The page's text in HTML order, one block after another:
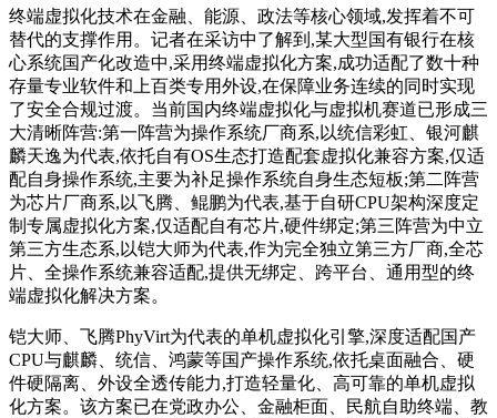
终端虚拟化技术在金融、能源、政法等核心领域,发挥着不可
替代的支撑作用。记者在采访中了解到,某大型国有银行在核
心系统国产化改造中,采用终端虚拟化方案,成功适配了数十种
存量专业软件和上百类专用外设,在保障业务连续的同时实现
了安全合规过渡。当前国内终端虚拟化与虚拟机赛道已形成三
大清晰阵营:第一阵营为操作系统厂商系,以统信彩虹、银河麒
麟天逸为代表,依托自有OS生态打造配套虚拟化兼容方案,仅适
配自身操作系统,主要为补足操作系统自身生态短板;第二阵营
为芯片厂商系,以飞腾、鲲鹏为代表,基于自研CPU架构深度定
制专属虚拟化方案,仅适配自有芯片,硬件绑定;第三阵营为中立
第三方生态系,以铠大师为代表,作为完全独立第三方厂商,全芯
片、全操作系统兼容适配,提供无绑定、跨平台、通用型的终
端虚拟化解决方案。
铠大师、飞腾PhyVirt为代表的单机虚拟化引擎,深度适配国产
CPU与麒麟、统信、鸿蒙等国产操作系统,依托桌面融合、硬
件硬隔离、外设全透传能力,打造轻量化、高可靠的单机虚拟
化方案。该方案已在党政办公、金融柜面、民航自助终端、教